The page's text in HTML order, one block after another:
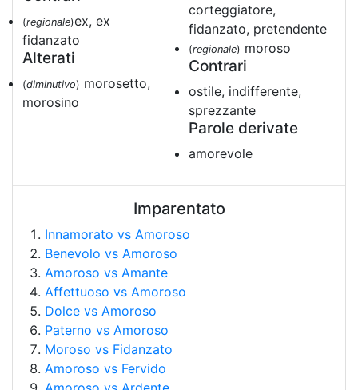
(regionale)ex, ex
fidanzato
Alterati
(diminutivo) morosetto,
morosino
corteggiatore,
fidanzato, pretendente
(regionale) moroso
Contrari
ostile, indifferente,
sprezzante
Parole derivate
amorevole
Imparentato
Innamorato vs Amoroso
Benevolo vs Amoroso
Amoroso vs Amante
Affettuoso vs Amoroso
Dolce vs Amoroso
Paterno vs Amoroso
Moroso vs Fidanzato
Amoroso vs Fervido